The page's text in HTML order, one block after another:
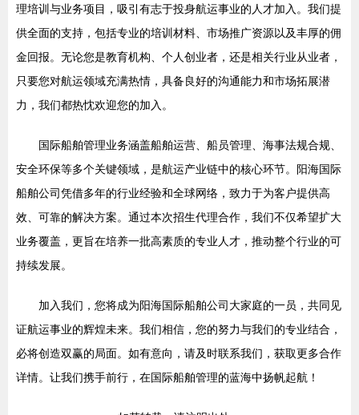
理培训与业务项目，吸引有志于投身航运事业的人才加入。我们提
供全面的支持，包括专业的培训材料、市场推广资源以及丰厚的佣
金回报。无论您是教育机构、个人创业者，还是相关行业从业者，
只要您对航运领域充满热情，具备良好的沟通能力和市场拓展潜
力，我们都热忱欢迎您的加入。
国际船舶管理业务涵盖船舶运营、船员管理、海事法规合规、
安全环保等多个关键领域，是航运产业链中的核心环节。阳海国际
船舶公司凭借多年的行业经验和全球网络，致力于为客户提供高
效、可靠的解决方案。通过本次招生代理合作，我们不仅希望扩大
业务覆盖，更旨在培养一批高素质的专业人才，推动整个行业的可
持续发展。
加入我们，您将成为阳海国际船舶公司大家庭的一员，共同见
证航运事业的辉煌未来。我们相信，您的努力与我们的专业结合，
必将创造双赢的局面。如有意向，请及时联系我们，获取更多合作
详情。让我们携手前行，在国际船舶管理的蓝海中扬帆起航！